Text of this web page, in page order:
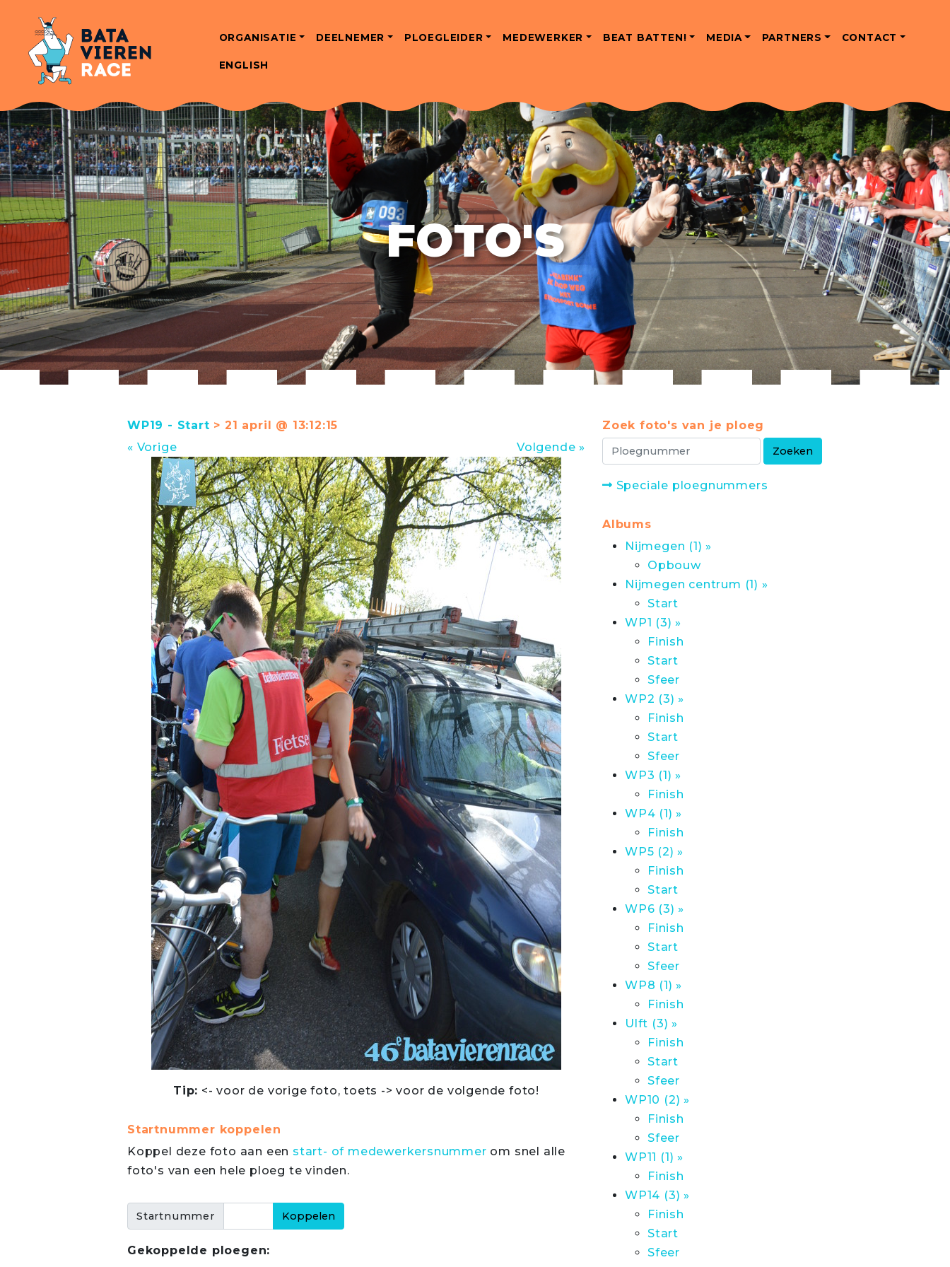
ORGANISATIE DEELNEMER PLOEGLEIDER MEDEWERKER BEAT BATTEN! MEDIA PARTNERS CONTACT
ENGLISH
FOTO'S
WP19 - Start > 21 april @ 13:12:15
« Vorige
Volgende »
Tip: <- voor de vorige foto, toets -> voor de volgende foto!
Startnummer koppelen
Koppel deze foto aan een start- of medewerkersnummer om snel alle
foto's van een hele ploeg te vinden.
Startnummer
Gekoppelde ploegen:
Zoek foto's van je ploeg
Speciale ploegnummers
Albums
Nijmegen (1) »
Opbouw
Nijmegen centrum (1) »
Start
WP1 (3) »
Finish
Start
Sfeer
WP2 (3) »
Finish
Start
Sfeer
WP3 (1) »
Finish
WP4 (1) »
Finish
WP5 (2) »
Finish
Start
WP6 (3) »
Finish
Start
Sfeer
WP8 (1) »
Finish
Ulft (3) »
Finish
Start
Sfeer
WP10 (2) »
Finish
Sfeer
WP11 (1) »
Finish
WP14 (3) »
Finish
Start
Sfeer